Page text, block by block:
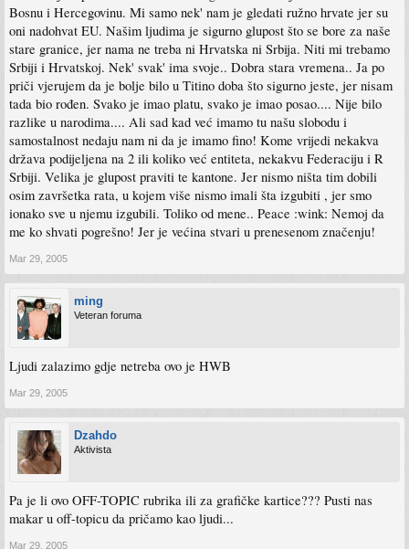
Bosnu i Hercegovinu. Mi samo nek' nam je gledati ružno hrvate jer su
oni nadohvat EU. Našim ljudima je sigurno glupost što se bore za naše
stare granice, jer nama ne treba ni Hrvatska ni Srbija. Niti mi trebamo
Srbiji i Hrvatskoj. Nek' svak' ima svoje.. Dobra stara vremena.. Ja po
priči vjerujem da je bolje bilo u Titino doba što sigurno jeste, jer nisam
tada bio rođen. Svako je imao platu, svako je imao posao.... Nije bilo
razlike u narodima.... Ali sad kad već imamo tu našu slobodu i
samostalnost nedaju nam ni da je imamo fino! Kome vrijedi nekakva
država podijeljena na 2 ili koliko već entiteta, nekakvu Federaciju i R
Srbiji. Velika je glupost praviti te kantone. Jer nismo ništa tim dobili
osim završetka rata, u kojem više nismo imali šta izgubiti , jer smo
ionako sve u njemu izgubili. Toliko od mene.. Peace :wink: Nemoj da
me ko shvati pogrešno! Jer je većina stvari u prenesenom značenju!
Mar 29, 2005
ming
Veteran foruma
Ljudi zalazimo gdje netreba ovo je HWB
Mar 29, 2005
Dzahdo
Aktivista
Pa je li ovo OFF-TOPIC rubrika ili za grafičke kartice??? Pusti nas
makar u off-topicu da pričamo kao ljudi...
Mar 29, 2005